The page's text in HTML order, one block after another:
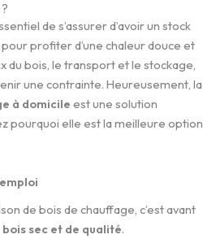
de s’assurer d’avoir un stock
profiter d’une chaleur douce et
du bois, le transport et le stockage,
une contrainte. Heureusement, la
à domicile est une solution
pourquoi elle est la meilleure option
de bois de chauffage, c’est avant
bois sec et de qualité.